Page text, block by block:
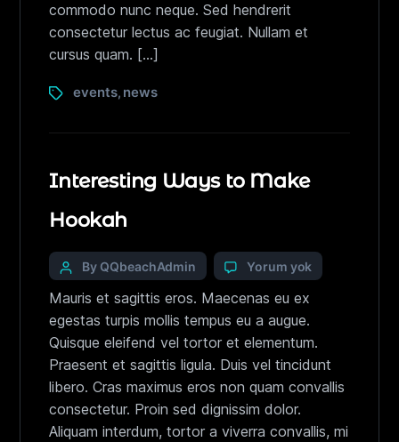
commodo nunc neque. Sed hendrerit
consectetur lectus ac feugiat. Nullam et
cursus quam. […]
events, news
Interesting Ways to Make
Hookah
By QQbeachAdmin Yorum yok
Mauris et sagittis eros. Maecenas eu ex
egestas turpis mollis tempus eu a augue.
Quisque eleifend vel tortor et elementum.
Praesent et sagittis ligula. Duis vel tincidunt
libero. Cras maximus eros non quam convallis
consectetur. Proin sed dignissim dolor.
Aliquam interdum, tortor a viverra convallis, mi